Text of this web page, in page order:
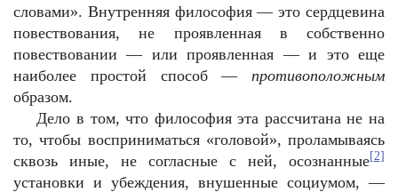
словами». Внутренняя философия — это сердцевина
повествования, не проявленная в собственно
повествовании — или проявленная — и это еще
наиболее простой способ — противоположным
образом.
Дело в том, что философия эта рассчитана не на
то, чтобы восприниматься «головой», проламываясь
сквозь иные, не согласные с ней, осознанные[2]
установки и убеждения, внушенные социумом, —